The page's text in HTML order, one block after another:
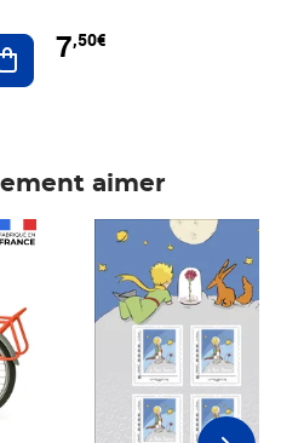
Ajouter au panier
7,50€
aimer
Prix 7,50€